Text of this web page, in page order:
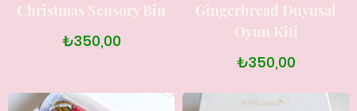
Christmas Sensory Bin
₺350,00
Gingerbread Duyusal
Oyun Kiti
₺350,00